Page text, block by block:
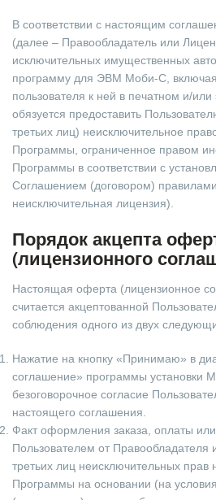
В соответствии с настоящим
(далее – Правообладатель или
исключительных имущественных
программу для ЭВМ Моби-С, включая
пользователя к ней в печатном и/
обязуется предоставить
третьих лиц) неисключительное
Программы, ограниченное правом
Программы в соответствии с
Соглашением (договором)
неисключительная лицензия).
Порядок акцепта
(лицензионного
Настоящая оферта (лицензионное
считается акцептованной
соблюдения одного из двух
Нажатие на кнопку «Принимаю» в
соглашение» программы установки
безоговорочное согласие
настоящего соглашения.
Факт оформления заказа, оплаты
Пользователем от Правообладателя
третьих лиц неисключительных прав
Программы на основании (на